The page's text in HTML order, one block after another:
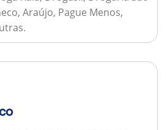
Araújo, Pague Menos,